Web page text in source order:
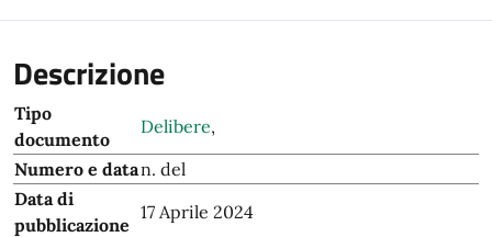
Descrizione
Tipo
documento
Delibere,
Numero e datan. del
Data di
pubblicazione
17 Aprile 2024